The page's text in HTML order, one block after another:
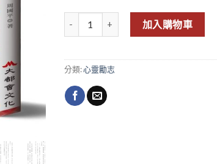
智慧引領幸福 數量 加入購物車
分類:心靈勵志